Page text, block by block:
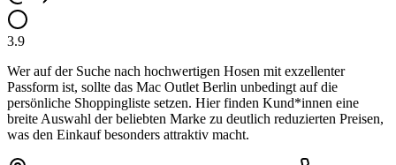
3.9
Wer auf der Suche nach hochwertigen Hosen mit exzellenter
Passform ist, sollte das Mac Outlet Berlin unbedingt auf die
persönliche Shoppingliste setzen. Hier finden Kund*innen eine
breite Auswahl der beliebten Marke zu deutlich reduzierten Preisen,
was den Einkauf besonders attraktiv macht.